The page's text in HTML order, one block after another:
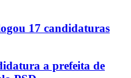
17 candidaturas
a prefeita de